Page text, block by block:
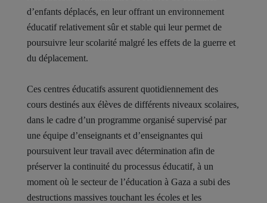
d’enfants déplacés, en leur offrant un environnement
éducatif relativement sûr et stable qui leur permet de
poursuivre leur scolarité malgré les effets de la guerre et
du déplacement.
Ces centres éducatifs assurent quotidiennement des
cours destinés aux élèves de différents niveaux scolaires,
dans le cadre d’un programme organisé supervisé par
une équipe d’enseignants et d’enseignantes qui
poursuivent leur travail avec détermination afin de
préserver la continuité du processus éducatif, à un
moment où le secteur de l’éducation à Gaza a subi des
destructions massives touchant les écoles et les